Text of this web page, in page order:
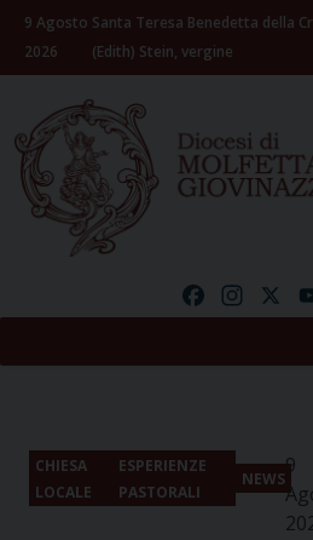
Skip
content
9 Agosto
2026
Santa Teresa Benedetta della
(Edith) Stein, vergine
Facebook
CHIESA
LOCALE
ESPERIENZE
PASTORALI
NEWS
9